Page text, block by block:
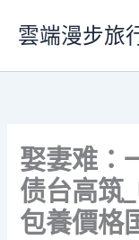
要
雲端漫步旅
娶妻难：
债台高筑
包養價格